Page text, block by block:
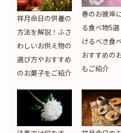
祥月命日の供養の
方法を解説！ふさ
わしいお供え物の
選び方やおすすめ
のお菓子をご紹介
春のお彼岸
る食べ物5
けるべき食
おすすめの
もご紹介